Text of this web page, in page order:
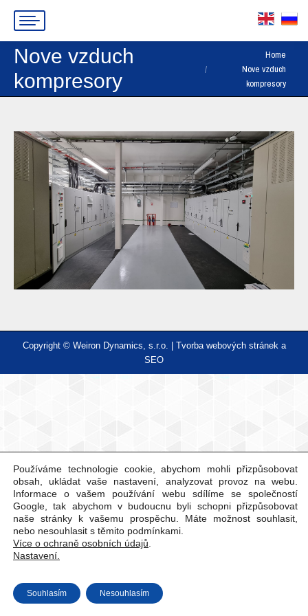
Nove vzduch
kompresory
Home
Nove vzduch
kompresory
Copyright © Weiron Dynamics, s.r.o. | Tvorba webových stránek a
SEO
Používáme technologie cookie, abychom mohli přizpůsobovat
obsah, ukládat vaše nastavení, analyzovat provoz na webu.
Informace o vašem používání webu sdílíme se společností
Google, tak abychom v budoucnu byli schopni přizpůsobovat
naše stránky k vašemu prospěchu. Máte možnost souhlasit,
nebo nesouhlasit s těmito podmínkami.
Více o ochraně osobních údajů
Nastavení.
Souhlasím Nesouhlasím